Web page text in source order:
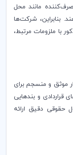
مانند محل
بنابراین، شرکت­‌ها
با ملزومات مرتبط،
موثق و منسجم برای
و بندهایی
حقوقی دقیق ارائه